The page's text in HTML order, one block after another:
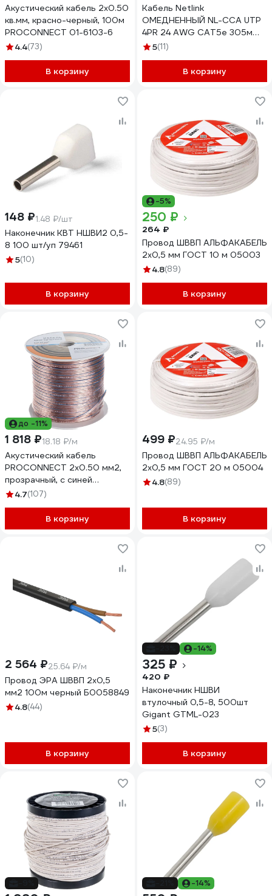
Акустический кабель 2х0.50
кв.мм, красно-черный, 100м
PROCONNECT 01-6103-6
4.4(73)
В корзину
Кабель Netlink
ОМЕДНЕННЫЙ NL-CCA UTP
4PR 24 AWG CAT5е 305м
ВНУТРЕННИЙ
5(11)
В корзину
148 ₽1.48 ₽/шт
Наконечник КВТ НШВИ2 0,5-
8 100 шт/уп 79461
5(10)
В корзину
-5%
250 ₽
264 ₽
Провод ШВВП АЛЬФАКАБЕЛЬ
2х0,5 мм ГОСТ 10 м 05003
4.8(89)
В корзину
до -11%
1 818 ₽18.18 ₽/м
Акустический кабель
PROCONNECT 2x0.50 мм2,
прозрачный, с синей
полосой, 100 м 01-6203-6
4.7(107)
В корзину
499 ₽24.95 ₽/м
Провод ШВВП АЛЬФАКАБЕЛЬ
2х0,5 мм ГОСТ 20 м 05004
4.8(89)
В корзину
2 564 ₽25.64 ₽/м
Провод ЭРА ШВВП 2x0,5
мм2 100м черный Б0058849
4.8(44)
В корзину
-14%
325 ₽
420 ₽
Наконечник НШВИ
втулочный 0,5-8, 500шт
Gigant GTML-023
5(3)
В корзину
-14%